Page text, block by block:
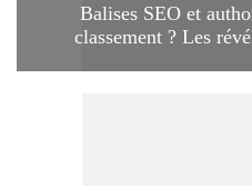
Balises SEO et
classement ? Les